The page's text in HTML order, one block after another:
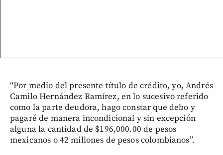
“Por medio del presente título de crédito, yo, Andrés
Camilo Hernández Ramírez, en lo sucesivo referido
como la parte deudora, hago constar que debo y
pagaré de manera incondicional y sin excepción
alguna la cantidad de $196,000.00 de pesos
mexicanos o 42 millones de pesos colombianos”.